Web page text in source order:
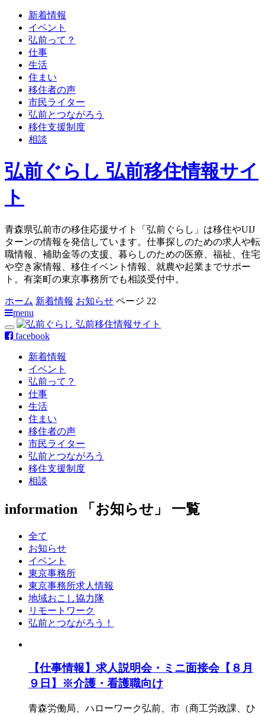
新着情報
イベント
弘前って？
仕事
生活
住まい
移住者の声
市民ライター
弘前とつながろう
移住支援制度
相談
弘前ぐらし 弘前移住情報サイ
ト
青森県弘前市の移住応援サイト「弘前ぐらし」は移住やUIJ
ターンの情報を発信しています。仕事探しのための求人や転
職情報、補助金等の支援、暮らしのための医療、福祉、住宅
や空き家情報、移住イベント情報、就農や起業までサポー
ト。有楽町の東京事務所でも相談受付中。
ホーム 新着情報 お知らせ ページ 22
menu
facebook
新着情報
イベント
弘前って？
仕事
生活
住まい
移住者の声
市民ライター
弘前とつながろう
移住支援制度
相談
information 「お知らせ」 一覧
全て
お知らせ
イベント
東京事務所
東京事務所求人情報
地域おこし協力隊
リモートワーク
弘前とつながろう！
【仕事情報】求人説明会・ミニ面接会【８月
９日】※介護・看護職向け
青森労働局、ハローワーク弘前、市（商工労政課、ひ